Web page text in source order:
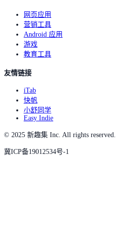
网页应用
营销工具
Android 应用
游戏
教育工具
友情链接
iTab
快帆
小舒同学
Easy Indie
© 2025 新趣集 Inc. All rights reserved.
冀ICP备19012534号-1